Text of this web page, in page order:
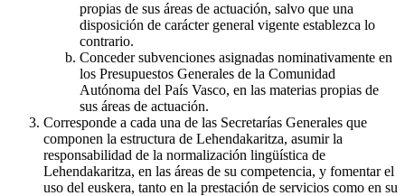
propias de sus áreas de actuación, salvo que una
disposición de carácter general vigente establezca lo
contrario.
Conceder subvenciones asignadas nominativamente en
los Presupuestos Generales de la Comunidad
Autónoma del País Vasco, en las materias propias de
sus áreas de actuación.
Corresponde a cada una de las Secretarías Generales que
componen la estructura de Lehendakaritza, asumir la
responsabilidad de la normalización lingüística de
Lehendakaritza, en las áreas de su competencia, y fomentar el
uso del euskera, tanto en la prestación de servicios como en su